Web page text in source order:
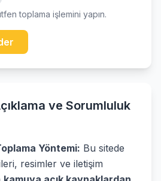
toplama işlemini yapın.
ve Sorumluluk
Yöntemi: Bu sitede
resimler ve iletişim